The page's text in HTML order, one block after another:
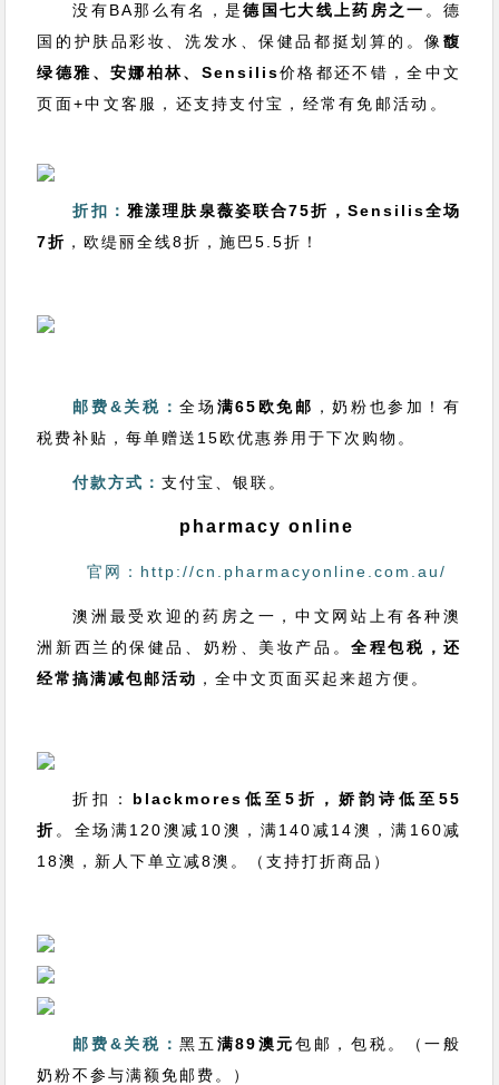
没有BA那么有名，是德国七大线上药房之一 。德
国的护肤品彩妆、洗发水、保健品都挺划算的。像馥
绿德雅、安娜柏林、Sensilis价格都还不错，全中文
页面+中文客服，还支持支付宝，经常有免邮活动。
折扣： 雅漾理肤泉薇姿联合75折，Sensilis全场
7折 ，欧缇丽全线8折，施巴5.5折！
邮费&关税：全场 满65欧免邮 ，奶粉也参加！有
税费补贴，每单赠送15欧优惠券用于下次购物。
付款方式：支付宝、银联。
pharmacy online
官网：http://cn.pharmacyonline.com.au/
澳洲最受欢迎的药房之一，中文网站上有各种澳
洲新西兰的保健品、奶粉、美妆产品。全程包税，还
经常搞满减包邮活动 ，全中文页面买起来超方便。
折扣： blackmores低至5折，娇韵诗低至55
折 。全场满120澳减10澳，满140减14澳，满160减
18澳，新人下单立减8澳。（支持打折商品）
邮费&关税：黑五 满89澳元包邮，包税。（一般
奶粉不参与满额免邮费。）